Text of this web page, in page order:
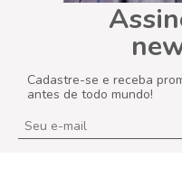
Cadastre-se e receba
antes de todo mundo!